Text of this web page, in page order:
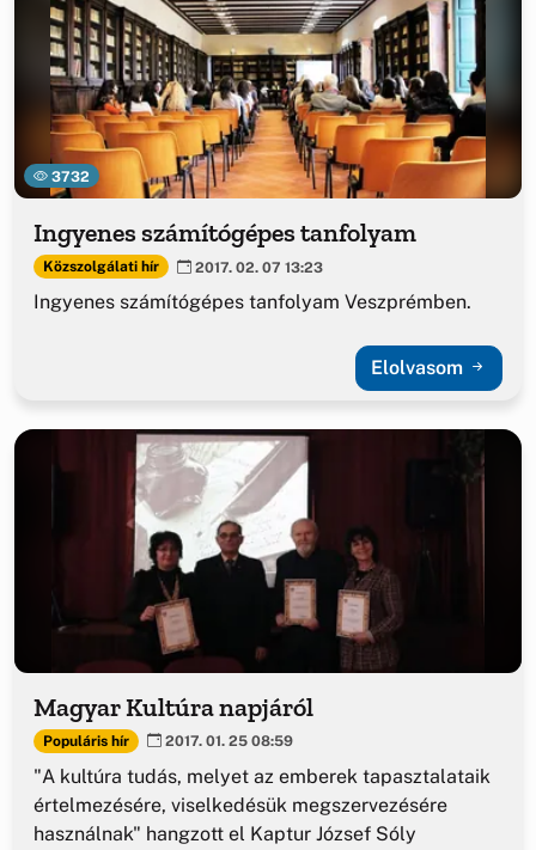
3732
Ingyenes számítógépes tanfolyam
Közszolgálati hír 2017. 02. 07 13:23
Ingyenes számítógépes tanfolyam Veszprémben.
Elolvasom
Magyar Kultúra napjáról
Populáris hír 2017. 01. 25 08:59
"A kultúra tudás, melyet az emberek tapasztalataik
értelmezésére, viselkedésük megszervezésére
használnak" hangzott el Kaptur József Sóly